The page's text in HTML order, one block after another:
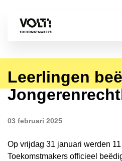
Over
Onderwijs
Leerlingen
Ouders
Leerlingen
03 februari 2025
Op vrijdag 31 januari werden
Toekomstmakers officieel